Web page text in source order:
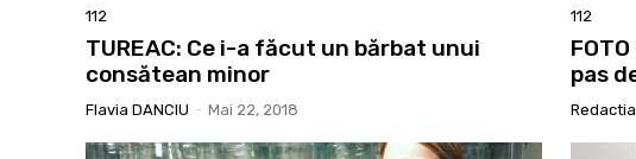
112
TUREAC: Ce i-a făcut un bărbat unui
consătean minor
Flavia DANCIU - Mai 22, 2018
112
pas
Redactia